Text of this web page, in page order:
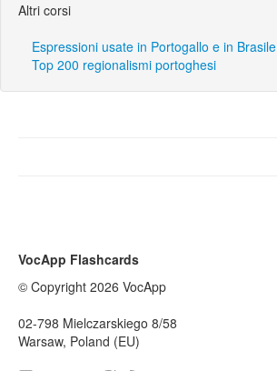
Altri corsi
Espressioni usate in Portogallo e in Brasile
Top 200 regionalismi portoghesi
VocApp Flashcards
© Copyright 2026 VocApp
02-798 Mielczarskiego 8/58
Warsaw, Poland (EU)